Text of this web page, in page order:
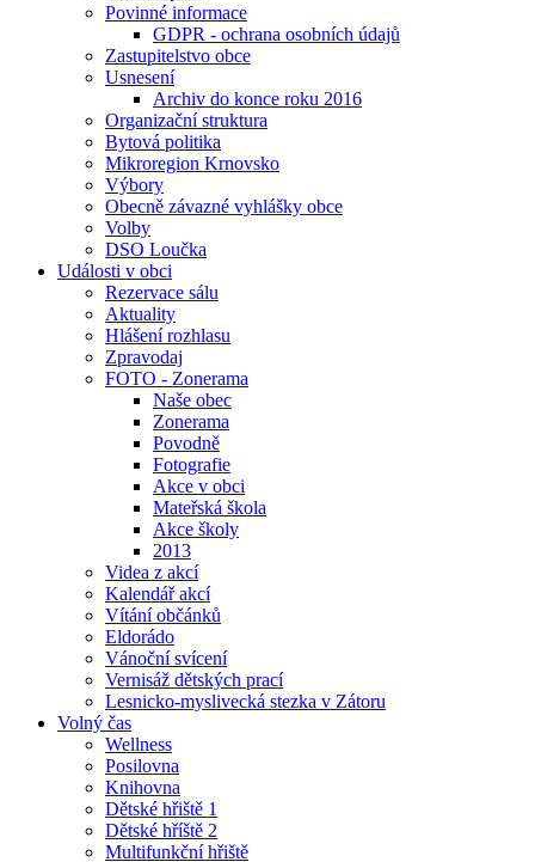
Povinné informace
GDPR - ochrana osobních údajů
Zastupitelstvo obce
Usnesení
Archiv do konce roku 2016
Organizační struktura
Bytová politika
Mikroregion Krnovsko
Výbory
Obecně závazné vyhlášky obce
Volby
DSO Loučka
Události v obci
Rezervace sálu
Aktuality
Hlášení rozhlasu
Zpravodaj
FOTO - Zonerama
Naše obec
Zonerama
Povodně
Fotografie
Akce v obci
Mateřská škola
Akce školy
2013
Videa z akcí
Kalendář akcí
Vítání občánků
Eldorádo
Vánoční svícení
Vernisáž dětských prací
Lesnicko-myslivecká stezka v Zátoru
Volný čas
Wellness
Posilovna
Knihovna
Dětské hřiště 1
Dětské hříště 2
Multifunkční hřiště